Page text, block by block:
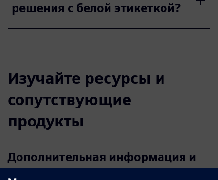
решения с белой этикеткой?
Изучайте ресурсы и
сопутствующие
продукты
Дополнительная информация и
ресурсы